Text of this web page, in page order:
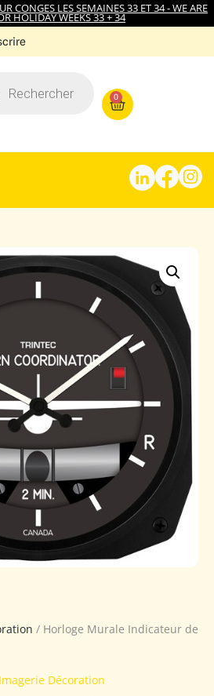
CONGES LES SEMAINES 33 ET 34 - WE ARE
HOLIDAY WEEKS 33 + 34
0
/ Horloge Murale Indicateur de
Imagerie Décoration